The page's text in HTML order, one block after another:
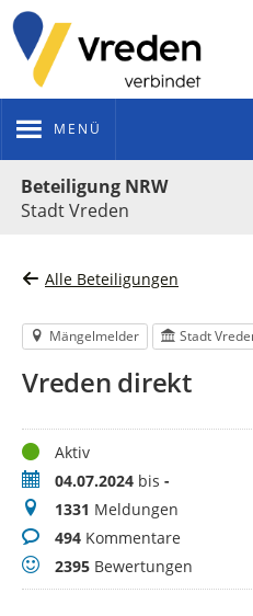
MENÜ
Beteiligung NRW
Stadt Vreden
Alle Beteiligungen
Mängelmelder Stadt
Vreden direkt
StatusAktiv
Zeitraum04.07.2024 bis -
Meldungen
1331 Meldungen
Kommentare
494 Kommentare
Bewertungen
2395 Bewertungen